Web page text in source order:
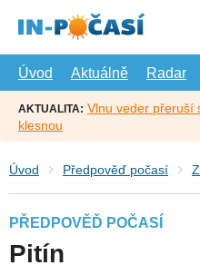
hlavní
Úvod
Aktuálně Radar
AKTUALITA: Vlnu veder přeruší
klesnou
Úvod Předpověď počasí
PŘEDPOVĚĎ POČASÍ
Pitín